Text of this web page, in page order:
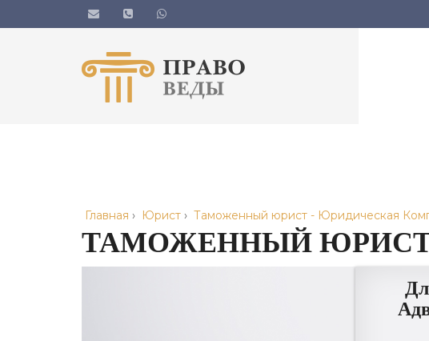
Главная › Юрист › Таможенный юрист - Юридическая
ТАМОЖЕННЫЙ